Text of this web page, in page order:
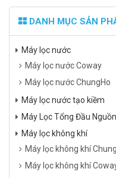
DANH MỤC SẢN
Máy lọc nước
Máy lọc nước Coway
Máy lọc nước ChungHo
Máy lọc nước tạo kiềm
Máy Lọc Tổng Đầu Nguồn
Máy lọc không khí
Máy lọc không khí
Máy lọc không khí